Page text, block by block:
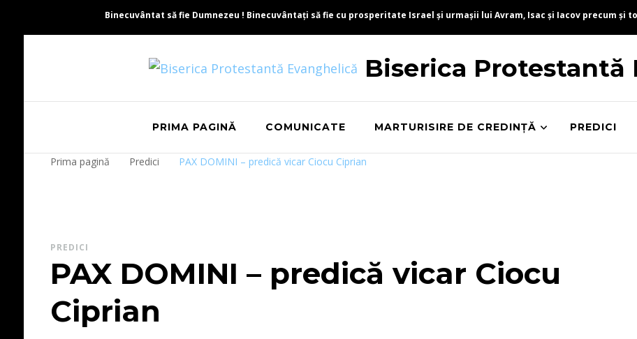
Binecuvântat să fie Dumnezeu ! Binecuvântați să fie cu prosperitate Israel și urmașii lui Avram, Isac și Iacov precum și
Biserica Protestantă
PRIMA PAGINĂ COMUNICATE MARTURISIRE DE CREDINȚĂ PREDICI
Prima pagină Predici PAX DOMINI – predică vicar Ciocu Ciprian
PREDICI
PAX DOMINI – predică vicar Ciocu
Ciprian